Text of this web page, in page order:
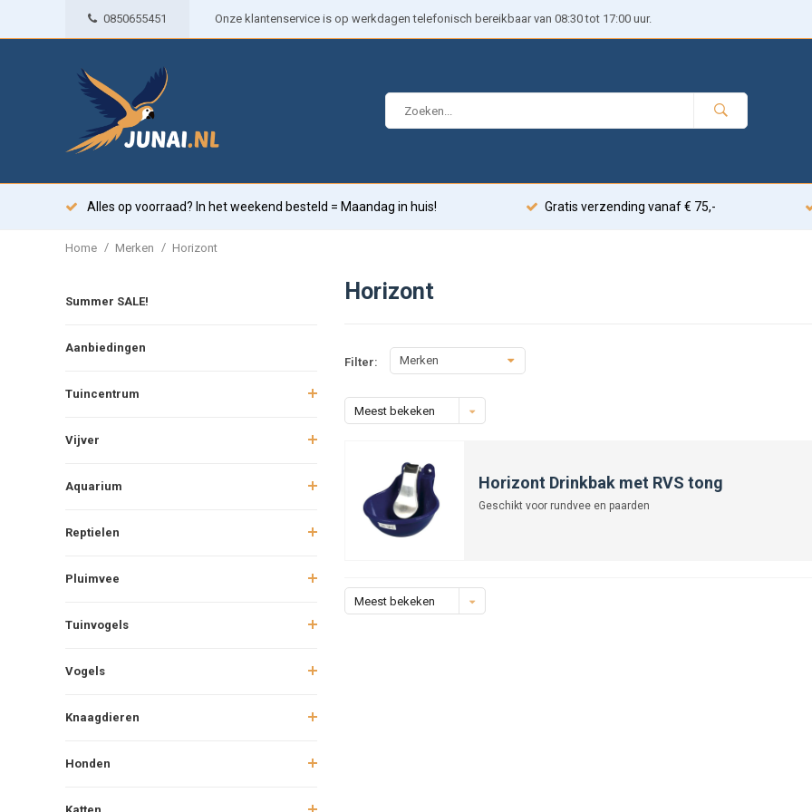
0850655451 Onze klantenservice is op werkdagen telefonisch bereikbaar van 08:30 tot 17:00 uur.
Alles op voorraad? In het weekend besteld = Maandag in huis! Gratis verzending vanaf € 75,-
Home / Merken / Horizont
Summer SALE!
Aanbiedingen
Tuincentrum
Vijver
Aquarium
Reptielen
Pluimvee
Tuinvogels
Vogels
Knaagdieren
Honden
Horizont
Filter: Merken
Meest bekeken
Horizont Drinkbak met RVS tong
Geschikt voor rundvee en paarden
Meest bekeken